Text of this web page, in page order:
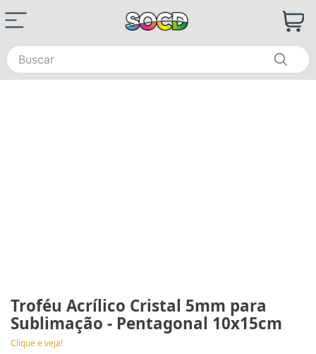
Buscar
Troféu Acrílico Cristal 5mm para
Sublimação - Pentagonal 10x15cm
Clique e veja!